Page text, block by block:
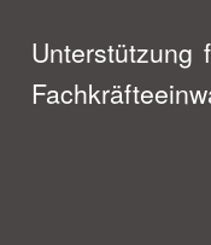
Unterstützung